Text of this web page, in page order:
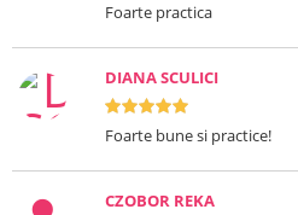
Foarte practica
DIANA SCULICI
Foarte bune si practice!
CZOBOR REKA